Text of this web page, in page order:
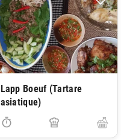
Lapp Boeuf (Tartare
asiatique)